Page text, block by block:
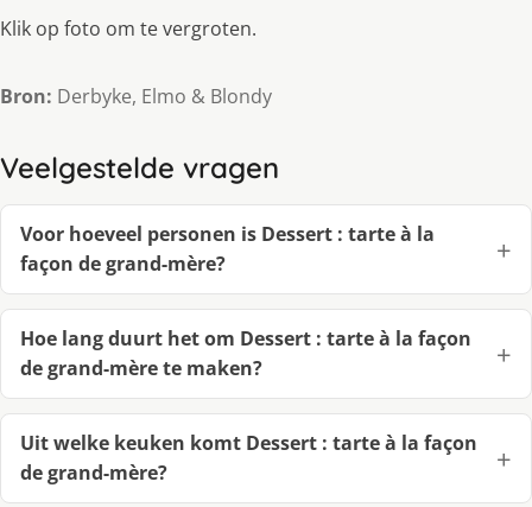
Klik op foto om te vergroten.
Bron: Derbyke, Elmo & Blondy
Veelgestelde vragen
Voor hoeveel personen is Dessert : tarte à la
façon de grand-mère?
Hoe lang duurt het om Dessert : tarte à la façon
de grand-mère te maken?
Uit welke keuken komt Dessert : tarte à la façon
de grand-mère?